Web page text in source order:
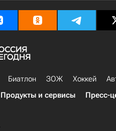
Биатлон ЗОЖ Хоккей
Продукты и сервисы Пресс-